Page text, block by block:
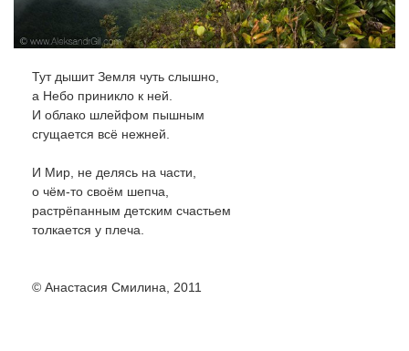
Тут дышит Земля чуть слышно,
а Небо приникло к ней.
И облако шлейфом пышным
сгущается всё нежней.
И Мир, не делясь на части,
о чём-то своём шепча,
растрёпанным детским счастьем
толкается у плеча.
© Анастасия Смилина, 2011